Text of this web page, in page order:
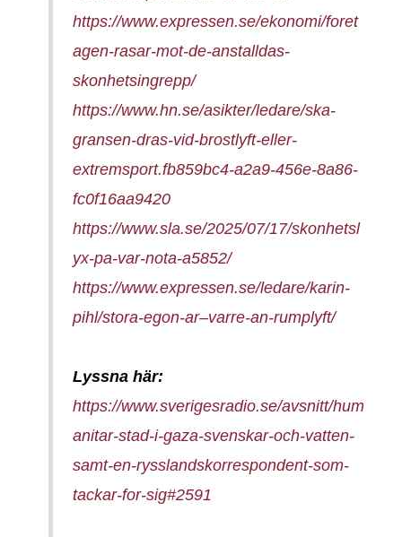
https://www.expressen.se/ekonomi/foret
agen-rasar-mot-de-anstalldas-
skonhetsingrepp/
https://www.hn.se/asikter/ledare/ska-
gransen-dras-vid-brostlyft-eller-
extremsport.fb859bc4-a2a9-456e-8a86-
fc0f16aa9420
https://www.sla.se/2025/07/17/skonhetsl
yx-pa-var-nota-a5852/
https://www.expressen.se/ledare/karin-
pihl/stora-egon-ar–varre-an-rumplyft/
Lyssna här:
https://www.sverigesradio.se/avsnitt/hum
anitar-stad-i-gaza-svenskar-och-vatten-
samt-en-rysslandskorrespondent-som-
tackar-for-sig#2591